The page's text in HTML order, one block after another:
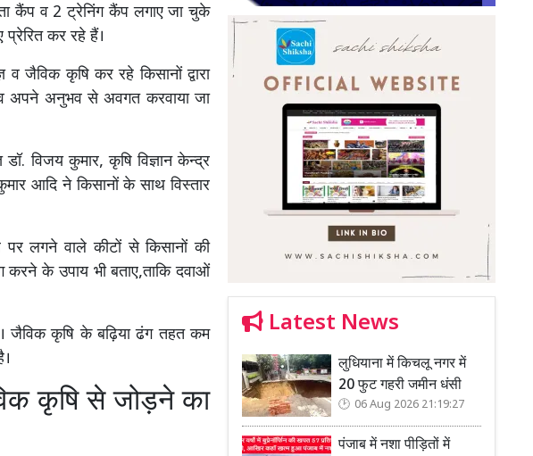
कैंप व 2 ट्रेनिंग कैंप लगाए जा चुके
प्रेरित कर रहे हैं।
जैविक कृषि कर रहे किसानों द्वारा
अपने अनुभव से अवगत करवाया जा
विजय कुमार, कृषि विज्ञान केन्द्र
आदि ने किसानों के साथ विस्तार
लगने वाले कीटों से किसानों की
करने के उपाय भी बताए,ताकि दवाओं
जैविक कृषि के बढ़िया ढंग तहत कम
कृषि से जोड़ने का
Latest News
लुधियाना में किचलू नगर में
20 फुट गहरी जमीन धंसी
06 Aug 2026 21:19:27
पंजाब में नशा पीड़ितों में